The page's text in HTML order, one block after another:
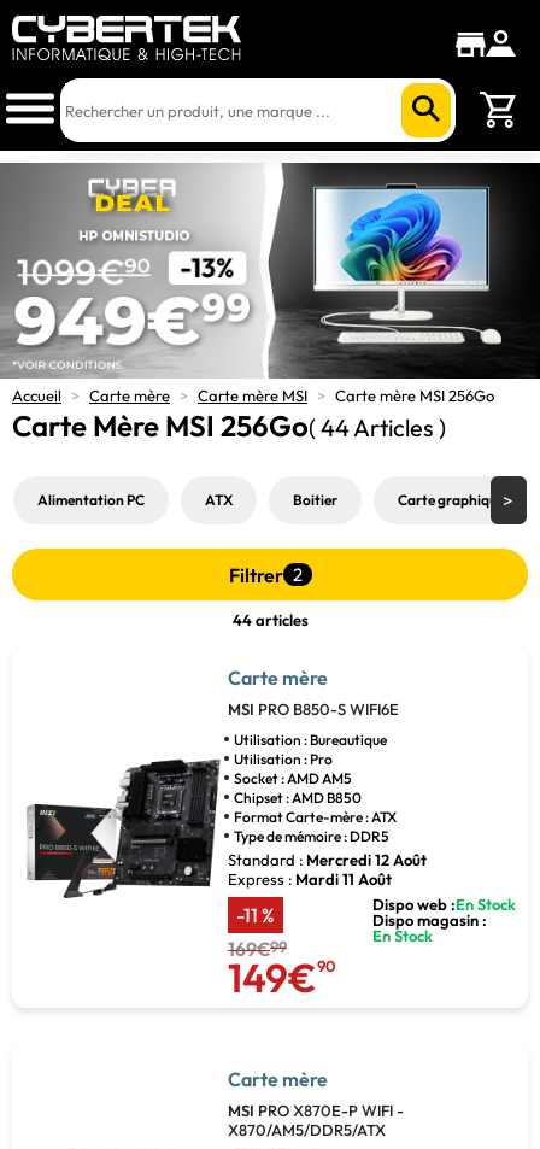
Accueil > Carte mère > Carte mère MSI > Carte mère MSI 256Go
Carte Mère MSI 256Go( 44 Articles )
Alimentation PC ATX Boitier Carte graphique
Filtrer 2
44 articles
Carte mère
MSI PRO B850-S WIFI6E
Utilisation : Bureautique
Utilisation : Pro
Socket : AMD AM5
Chipset : AMD B850
Format Carte-mère : ATX
Type de mémoire : DDR5
Standard : Mercredi 12 Août
Express : Mardi 11 Août
-11 %
169€99
149€90
Dispo web :En Stock
Dispo magasin :
En Stock
Carte mère
MSI PRO X870E-P WIFI -
X870/AM5/DDR5/ATX